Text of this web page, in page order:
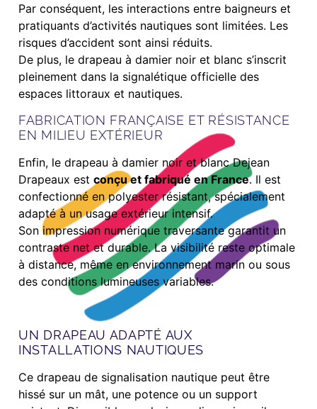
Par conséquent, les interactions entre baigneurs et
pratiquants d’activités nautiques sont limitées. Les
risques d’accident sont ainsi réduits.
De plus, le drapeau à damier noir et blanc s’inscrit
pleinement dans la signalétique officielle des
espaces littoraux et nautiques.
FABRICATION FRANÇAISE ET RÉSISTANCE
EN MILIEU EXTÉRIEUR
Enfin, le drapeau à damier noir et blanc Dejean
Drapeaux est conçu et fabriqué en France. Il est
confectionné en polyester résistant, spécialement
adapté à un usage extérieur intensif.
Son impression numérique traversante garantit un
contraste net et durable. La visibilité reste optimale
à distance, même en environnement marin ou sous
des conditions lumineuses variables.
UN DRAPEAU ADAPTÉ AUX
INSTALLATIONS NAUTIQUES
Ce drapeau de signalisation nautique peut être
hissé sur un mât, une potence ou un support